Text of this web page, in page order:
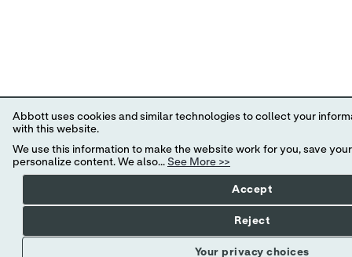
Abbott uses cookies and similar technologies to collect your
with this website.
We use this information to make the website work for you, save
personalize content. We also... See More >>
Your privacy choices
Accept
Reject